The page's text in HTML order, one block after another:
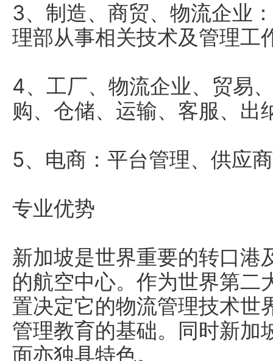
3、制造、商贸、物流企业
理部从事相关技术及管理工
4、工厂、物流企业、贸易
购、仓储、运输、客服、出
5、电商：平台管理、供应
专业优势
新加坡是世界重要的转口港
的航空中心。作为世界第二
置决定它的物流管理技术世
管理教育的基础。同时新加
面亦独具特色。